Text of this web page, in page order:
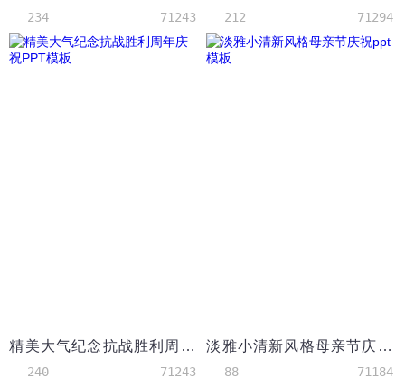
234 71243 212 71294
精美大气纪念抗战胜利周年庆祝PPT模板
240 71243
淡雅小清新风格母亲节庆祝ppt模板
88 71184